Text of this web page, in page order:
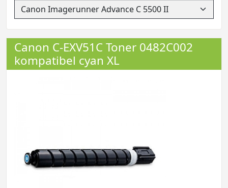
Canon C-EXV51C Toner 0482C002
kompatibel cyan XL